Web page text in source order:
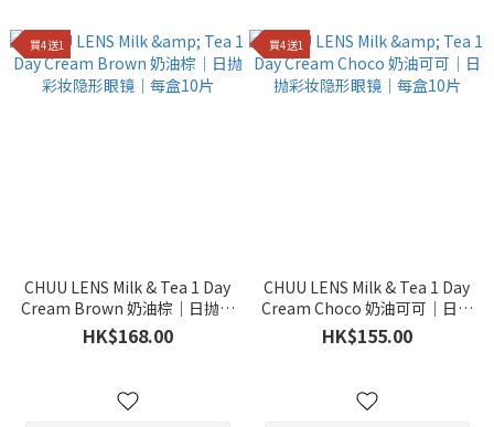
買4送1
CHUU LENS Milk & Tea 1 Day
Cream Brown 奶油棕｜日抛彩
妆隐形眼镜｜每盒10片
HK$168.00
買4送1
CHUU LENS Milk & Tea 1 Day
Cream Choco 奶油可可｜日抛
彩妆隐形眼镜｜每盒10片
HK$155.00